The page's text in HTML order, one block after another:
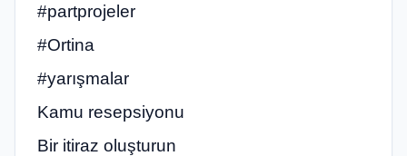
#partprojeler
#Ortina
#yarışmalar
Kamu resepsiyonu
Bir itiraz oluşturun